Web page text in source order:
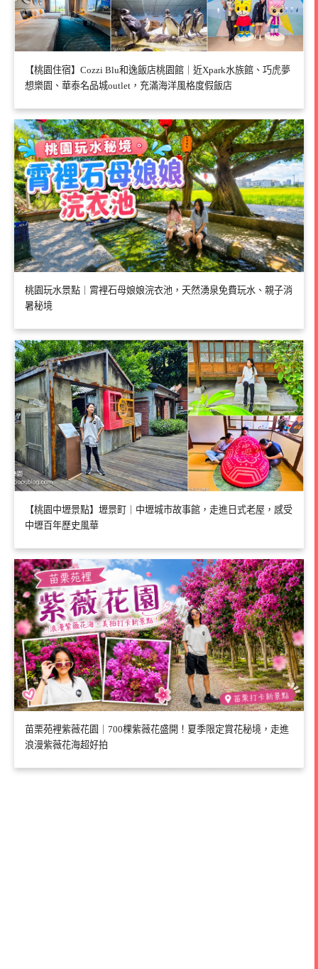
【桃園住宿】Cozzi Blu和逸飯店桃園館｜近Xpark水族館、巧虎夢
想樂園、華泰名品城outlet，充滿海洋風格度假飯店
桃園玩水景點｜霄裡石母娘娘浣衣池，天然湧泉免費玩水、親子消
暑秘境
【桃園中壢景點】壢景町｜中壢城市故事館，走進日式老屋，感受
中壢百年歷史風華
苗栗苑裡紫薇花園｜700棵紫薇花盛開！夏季限定賞花秘境，走進
浪漫紫薇花海超好拍